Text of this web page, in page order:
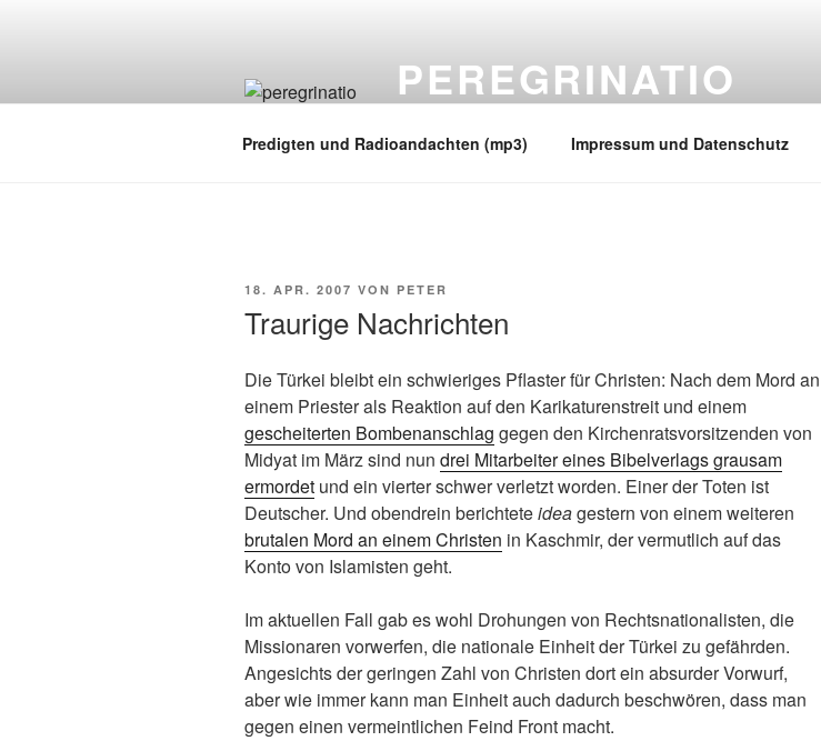
PEREGRINATIO
Predigten und Radioandachten (mp3) Impressum und Datenschutz
VERÖFFENTLICHT
18. APR. 2007 VON PETER
Traurige Nachrichten
Die Türkei bleibt ein schwieriges Pflaster für Christen: Nach dem Mord an
einem Priester als Reaktion auf den Karikaturenstreit und einem
gescheiterten Bombenanschlag gegen den Kirchenratsvorsitzenden von
Midyat im März sind nun drei Mitarbeiter eines Bibelverlags grausam
ermordet und ein vierter schwer verletzt worden. Einer der Toten ist
Deutscher. Und obendrein berichteteideagestern von einem weiteren
brutalen Mord an einem Christen in Kaschmir, der vermutlich auf das
Konto von Islamisten geht.
Im aktuellen Fall gab es wohl Drohungen von Rechtsnationalisten, die
Missionaren vorwerfen, die nationale Einheit der Türkei zu gefährden.
Angesichts der geringen Zahl von Christen dort ein absurder Vorwurf,
aber wie immer kann man Einheit auch dadurch beschwören, dass man
gegen einen vermeintlichen Feind Front macht.